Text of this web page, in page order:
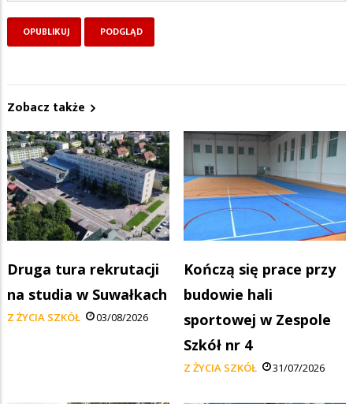
Zobacz także
Druga tura rekrutacji
na studia w Suwałkach
Z ŻYCIA SZKÓŁ 03/08/2026
Kończą się prace przy
budowie hali
sportowej w Zespole
Szkół nr 4
Z ŻYCIA SZKÓŁ 31/07/2026